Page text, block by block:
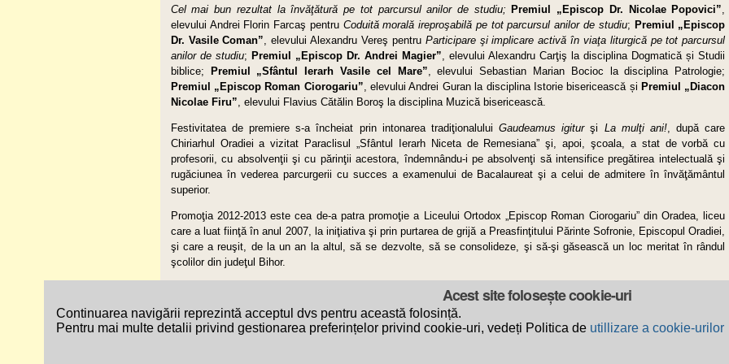
Cel mai bun rezultat la învăţătură pe tot parcursul anilor de studiu; Premiul „Episcop Dr. Nicolae Popovici”,
elevului Andrei Florin Farcaş pentru Coduită morală ireproşabilă pe tot parcursul anilor de studiu; Premiul „Episcop
Dr. Vasile Coman”, elevului Alexandru Vereş pentru Participare şi implicare activă în viaţa liturgică pe tot parcursul
anilor de studiu; Premiul „Episcop Dr. Andrei Magier”, elevului Alexandru Carţiş la disciplina Dogmatică și Studii
biblice;
Premiul „Sfântul Ierarh Vasile cel Mare”, elevului Sebastian Marian Bocioc la disciplina Patrologie;
Premiul „Episcop Roman Ciorogariu”, elevului Andrei Guran la disciplina Istorie bisericească și Premiul „Diacon
Nicolae Firu”, elevului Flavius Cătălin Boroş la disciplina Muzică bisericească.
Festivitatea de premiere s-a încheiat prin intonarea tradiţionaluluiGaudeamus igiturşi La mulţi ani!, după care
Chiriarhul Oradiei a vizitat Paraclisul „Sfântul Ierarh Niceta de Remesiana” şi, apoi, şcoala, a stat de vorbă cu
profesorii, cu absolvenţii şi cu părinţii acestora, îndemnându-i pe absolvenţi să intensifice pregătirea intelectuală şi
rugăciunea în vederea parcurgerii cu succes a examenului de Bacalaureat şi a celui de admitere în învăţământul
superior.
Promoţia 2012-2013 este cea de-a patra promoţie a Liceului Ortodox „Episcop Roman Ciorogariu” din Oradea, liceu
care a luat fiinţă în anul 2007, la iniţiativa şi prin purtarea de grijă a Preasfinţitului Părinte Sofronie, Episcopul Oradiei,
şi care a reuşit, de la un an la altul, să se dezvolte, să se consolideze, şi să-şi găsească un loc meritat în rândul
şcolilor din judeţul Bihor.
Harta site-ului Accesibilitate Contact Privacy
© Copyright 2026 - Site Oficial al Episcopiei Ortodoxe Române a Oradiei
Acest site folosește cookie-uri
Continuarea navigării reprezintă acceptul dvs pentru această folosință.
Pentru mai multe detalii privind gestionarea preferințelor privind cookie-uri, vedeți Politica de utillizare a cookie-urilor